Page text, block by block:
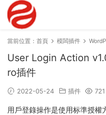
當前位置： 首頁 模闆插件
User Login Action
ro插件
2022-05-24 插件 721
用戶登錄操作是使用标準授權